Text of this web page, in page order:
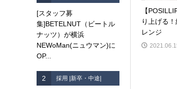
【
り上げる
レンジ
[スタッフ募
集]BETELNUT（ビートル
ナッツ）が横浜
NEWoMan(ニュウマン)に
OP...
2 採用 |新卒・中途|